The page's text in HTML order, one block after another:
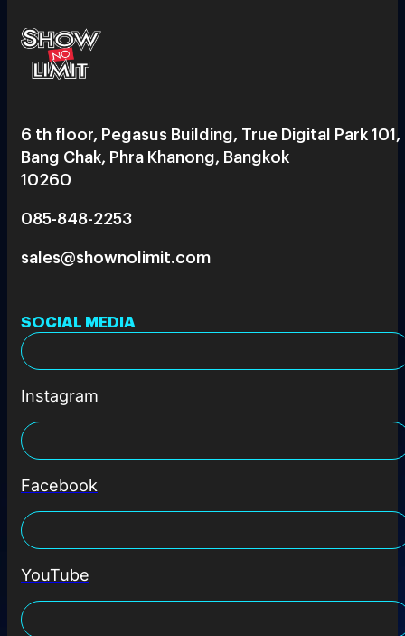
6 th floor, Pegasus Building, True Digital Park 101,
Bang Chak, Phra Khanong, Bangkok
10260
085-848-2253
sales@shownolimit.com
SOCIAL MEDIA
Instagram
Facebook
YouTube